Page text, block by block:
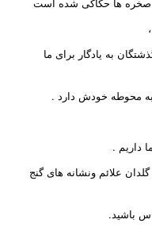
به یادگار برای ما
به محوطه خودش دارد .
داریم .
علائم ونشانه های گنج
باشید.